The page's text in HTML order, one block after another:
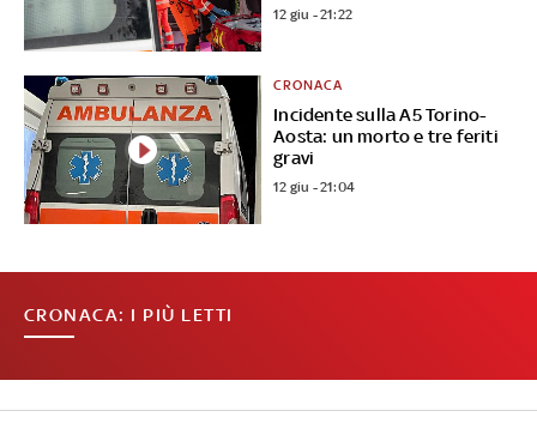
12 giu - 21:22
Incidente sulla A5 Torino-
Aosta: un morto e tre feriti
gravi
CRONACA
12 giu - 21:04
CRONACA: I PIÙ LETTI